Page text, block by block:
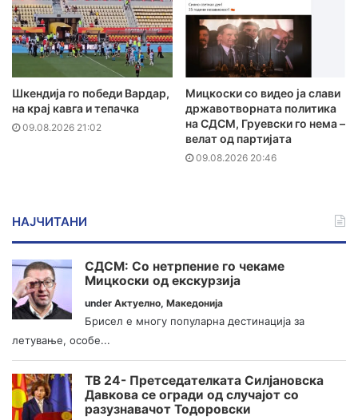
Шкендија го победи Вардар,
на крај кавга и тепачка
09.08.2026 21:02
Мицкоски со видео ја слави
државотворната политика
на СДСМ, Груевски го нема –
велат од партијата
09.08.2026 20:46
НАЈЧИТАНИ
СДСМ: Со нетрпение го чекаме
Мицкоски од екскурзија
under Актуелно, Македонија
Брисел е многу популарна дестинација за
летување, особе...
ТВ 24- Претседателката Силјановска
Давкова се огради од случајот со
разузнавачот Тодоровски